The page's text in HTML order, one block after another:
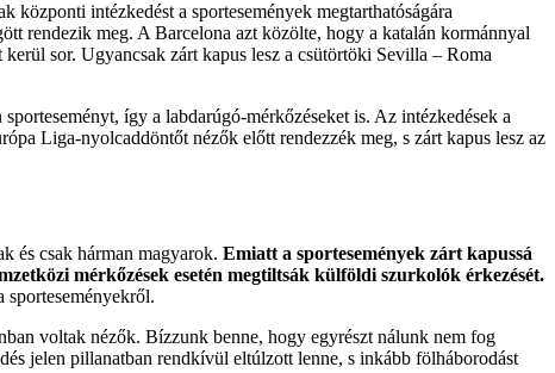
központi intézkedést a sportesemények megtarthatóságára
rendezik meg. A Barcelona azt közölte, hogy a katalán kormánnyal
sor. Ugyancsak zárt kapus lesz a csütörtöki Sevilla – Roma
így a labdarúgó-mérkőzéseket is. Az intézkedések a
Liga-nyolcaddöntőt nézők előtt rendezzék meg, s zárt kapus lesz az
és csak hárman magyarok. Emiatt a sportesemények zárt kapussá
mérkőzések esetén megtiltsák külföldi szurkolók érkezését.
sporteseményekről.
voltak nézők. Bízzunk benne, hogy egyrészt nálunk nem fog
jelen pillanatban rendkívül eltúlzott lenne, s inkább fölháborodást